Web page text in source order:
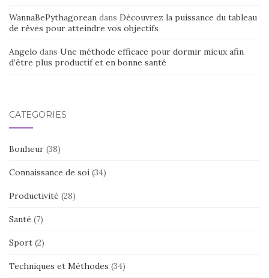
WannaBePythagorean dans Découvrez la puissance du tableau
de rêves pour atteindre vos objectifs
Angelo dans Une méthode efficace pour dormir mieux afin
d’être plus productif et en bonne santé
CATÉGORIES
Bonheur (38)
Connaissance de soi (34)
Productivité (28)
Santé (7)
Sport (2)
Techniques et Méthodes (34)